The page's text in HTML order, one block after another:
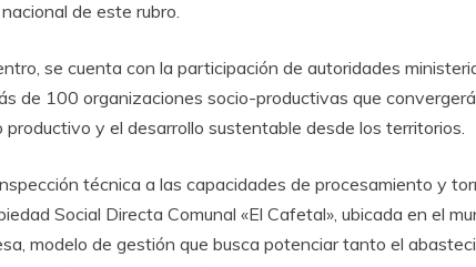
de este rubro.
se cuenta con la participación de autoridades
de 100 organizaciones socio-productivas que
y el desarrollo sustentable desde los territorios.
técnica a las capacidades de procesamiento y
Social Directa Comunal «El Cafetal», ubicada en el
modelo de gestión que busca potenciar tanto el